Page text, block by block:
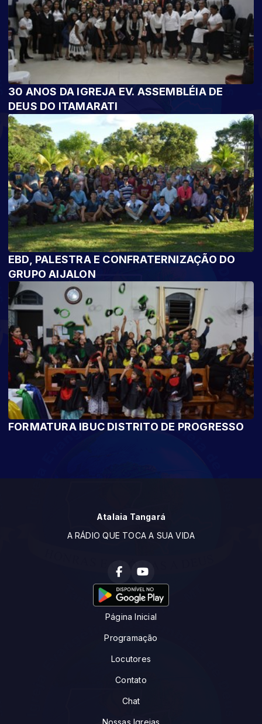
30 ANOS DA IGREJA EV. ASSEMBLÉIA DE
DEUS DO ITAMARATI
EBD, PALESTRA E CONFRATERNIZAÇÃO DO
GRUPO AIJALON
FORMATURA IBUC DISTRITO DE PROGRESSO
Atalaia Tangará
A RÁDIO QUE TOCA A SUA VIDA
Página Inicial
Programação
Locutores
Contato
Chat
Nossas Igrejas